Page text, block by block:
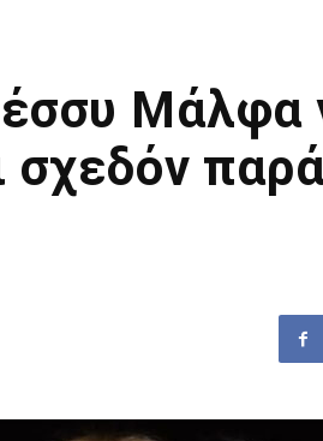
Μάλφα
σχεδόν